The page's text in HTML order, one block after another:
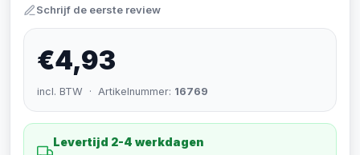
Schrijf de eerste review
€4,93
incl. BTW · Artikelnummer: 16769
Levertijd 2-4 werkdagen